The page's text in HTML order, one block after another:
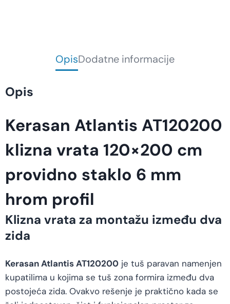
OpisDodatne informacije
Opis
Kerasan Atlantis AT120200
klizna vrata 120×200 cm
providno staklo 6 mm
hrom profil
Klizna vrata za montažu između dva
zida
Kerasan Atlantis AT120200 je tuš paravan namenjen
kupatilima u kojima se tuš zona formira između dva
postojeća zida. Ovakvo rešenje je praktično kada se